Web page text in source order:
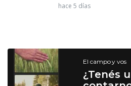
hace 5 días
El campo y vos
¿Tenés